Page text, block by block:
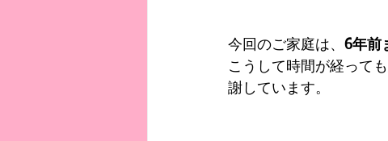
今回のご家庭は、 6年前
こうして時間が経って
謝しています。